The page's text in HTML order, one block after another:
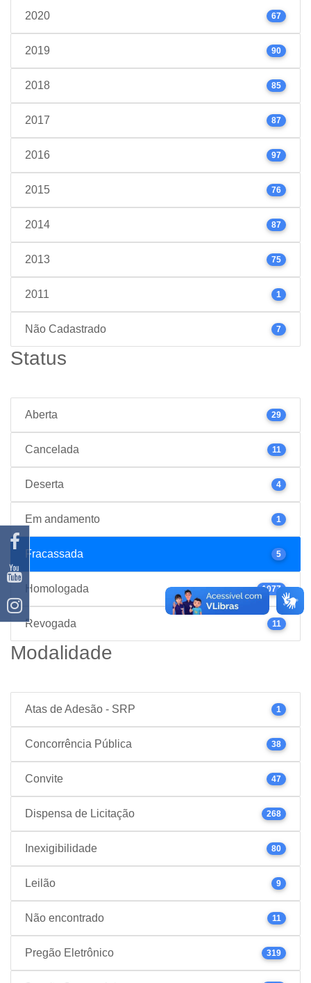
2020 67
2019 90
2018 85
2017 87
2016 97
2015 76
2014 87
2013 75
2011 1
Não Cadastrado 7
Status
Aberta 29
Cancelada 11
Deserta 4
Em andamento 1
Fracassada 5
Homologada 1077
Revogada 11
Modalidade
Atas de Adesão - SRP 1
Concorrência Pública 38
Convite 47
Dispensa de Licitação 268
Inexigibilidade 80
Leilão 9
Não encontrado 11
Pregão Eletrônico 319